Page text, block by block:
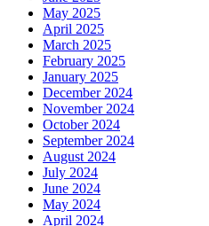
May 2025
April 2025
March 2025
February 2025
January 2025
December 2024
November 2024
October 2024
September 2024
August 2024
July 2024
June 2024
May 2024
April 2024